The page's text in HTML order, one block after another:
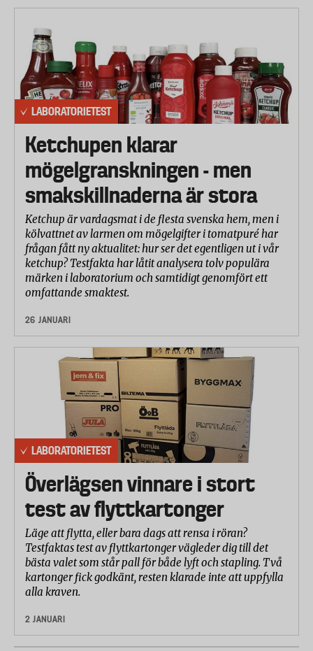
LABORATORIETEST
Ketchupen klarar
mögelgranskningen - men
smakskillnaderna är stora
Ketchup är vardagsmat i de flesta svenska hem, men i
kölvattnet av larmen om mögelgifter i tomatpuré har
frågan fått ny aktualitet: hur ser det egentligen ut i vår
ketchup? Testfakta har låtit analysera tolv populära
märken i laboratorium och samtidigt genomfört ett
omfattande smaktest.
26 JANUARI
LABORATORIETEST
Överlägsen vinnare i stort
test av flyttkartonger
Läge att flytta, eller bara dags att rensa i röran?
Testfaktas test av flyttkartonger vägleder dig till det
bästa valet som står pall för både lyft och stapling. Två
kartonger fick godkänt, resten klarade inte att uppfylla
alla kraven.
2 JANUARI